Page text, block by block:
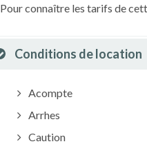
Pour connaître les tarifs de
Conditions de location
Acompte
Arrhes
Caution